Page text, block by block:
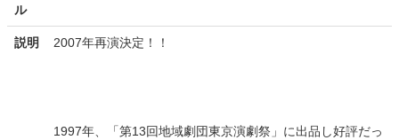
ル
説明 2007年再演決定！！
1997年、「第13回地域劇団東京演劇祭」に出品し好評だっ